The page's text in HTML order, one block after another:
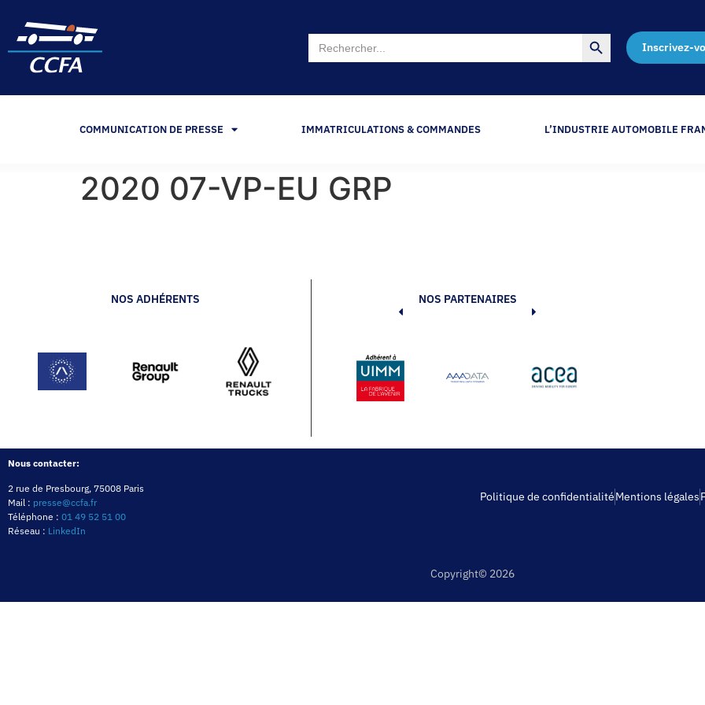
Search
for:
Search Button
Inscrivez-
COMMUNICATION DE PRESSE IMMATRICULATIONS & COMMANDES L’INDUSTRIE AUTOMOBILE
2020 07-VP-EU GRP
NOS ADHÉRENTS NOS PARTENAIRES
Nous contacter:
2 rue de Presbourg, 75008 Paris
Mail : presse@ccfa.fr
Téléphone : 01 49 52 51 00
Réseau : LinkedIn
Politique de confidentialitéMentions légales
Copyright© 2026